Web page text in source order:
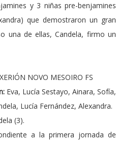
y 3 niñas pre-benjamines
que demostraron un gran
una de ellas, Candela, firmo un
XERIÓN NOVO MESOIRO FS
Eva, Lucía Sestayo, Ainara, Sofía,
Lucía Fernández, Alexandra.
(3).
a la primera jornada de